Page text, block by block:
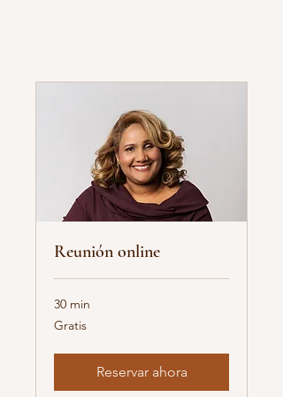
Reunión online
30 min
Gratis
Gratis
Reservar ahora